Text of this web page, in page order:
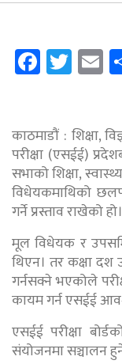
काठमाडौं : शिक्षा,
परीक्षा (एसईई)
सभाको शिक्षा,
विधेयकमाथिको
गर्ने प्रस्ताव राखेको हो।
मूल विधेयक र
थिएन। तर कक्षा दश
गर्नसक्ने भएकोले
कायम गर्न एसईई
एसईई परीक्षा
संयोजनमा सञ्चालन